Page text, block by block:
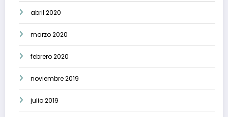
abril 2020
marzo 2020
febrero 2020
noviembre 2019
julio 2019